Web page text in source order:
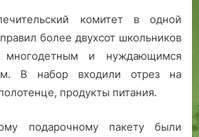
комитет в одной
более двухсот школьников
многодетным и нуждающимся
В набор входили отрез на
продукты питания.
подарочному пакету были